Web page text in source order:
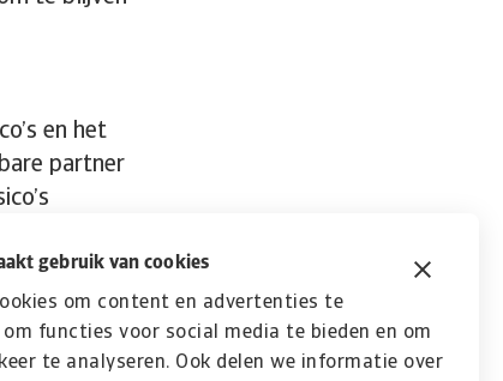
gebruik van cookies
om content en advertenties te
om functies voor social media te bieden en om
te analyseren. Ook delen we informatie over
en het
partner
een
goed